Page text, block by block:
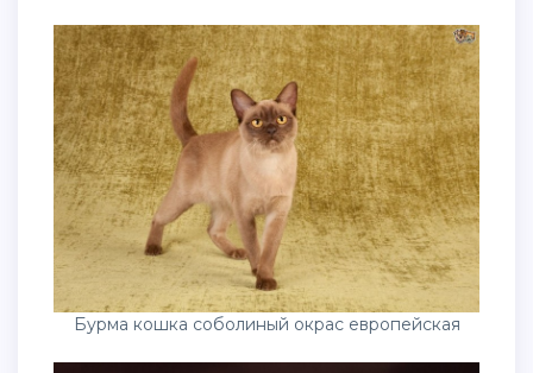
Бурма кошка соболиный окрас европейская